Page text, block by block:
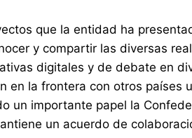
que la entidad ha
y compartir las diversas
digitales y de debate en
en la frontera con otros países
un importante papel la
un acuerdo de